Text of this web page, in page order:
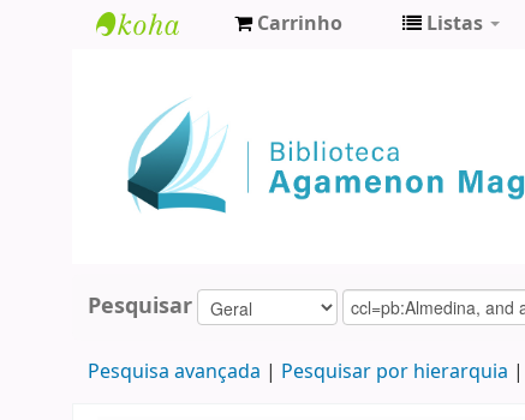
Agamenon
Magalhães
Carrinho Listas
Pesquisar
Pesquisa avançada Pesquisar por hierarquia